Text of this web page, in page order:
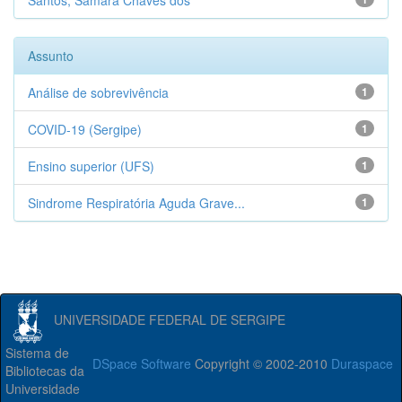
Assunto
1
Análise de sobrevivência
1
COVID-19 (Sergipe)
1
Ensino superior (UFS)
1
Sindrome Respiratória Aguda Grave...
UNIVERSIDADE FEDERAL DE SERGIPE
DSpace Software Copyright © 2002-2010 Duraspace
Sistema de
Bibliotecas da
Universidade